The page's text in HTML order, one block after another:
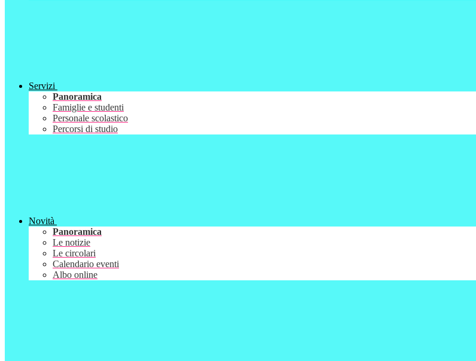
Servizi
Panoramica
Famiglie e studenti
Personale scolastico
Percorsi di studio
Novità
Panoramica
Le notizie
Le circolari
Calendario eventi
Albo online